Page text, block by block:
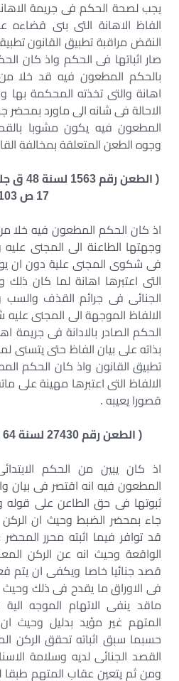
يجب لصحة الحكم فى جريمة
الفاظ الاهانة التى بنى
النقض مراقبة تطبيق القانون
صار اثباتها فى الحكم واذ كان
بالحكم المطعون فيه قد خلا من
اهانة والتى تخذته المحكمة بها
الاحالة فى شانه الى ماورد بمحضر
المطعون فيه يكون مشوبا
وجوه الطعن المتعلقة بمخالفة
17 ص 103 )
اذ كان الحكم المطعون فيه خلا من
وجهتها الطاعنة الى المجنى عليه
فى شكوى المجنى علية دون ان
التى اعتبرها اهانة لما كان
الجنائى فى جرائم القذف
الالفاظ الموجهة الى المجنى عليه
الحكم الصادر بالادانة فى
بذاته على بيان الفاظ حتى
تطبيق القانون واذ كان الحكم
الالفاظ التى اعتبرها مهينة على
قصورا يعيبه .
( الطعن رقم 27430 لسنة 64 ق جلسة 25/3/2001 )
اذ كان يبين من الحكم
المطعون فيه انه اقتصر فى بيان
ثبوتها فى حق الطاعن على قوله
جاء بمحضر الضبط وحيث ان
قد توافر فيما اثبته محرر
الواقعة وحيث انه عن الركن
قصد جنائيا خاصا ويكفى ان يتم
فى الاوراق ما يقدح فى ذلك وحيث
ماقد ينفى الاتهام الموجه
المتهم غير مؤيد بدليل وحيث
حسبما سبق اثباته تحقق الركن
القصد الجنائى لديه وسلامة